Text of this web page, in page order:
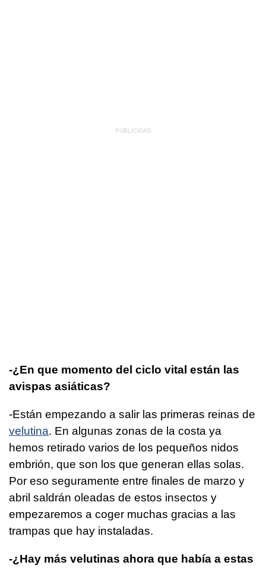
-¿En que momento del ciclo vital están las
avispas asiáticas?
-Están empezando a salir las primeras reinas de
velutina. En algunas zonas de la costa ya
hemos retirado varios de los pequeños nidos
embrión, que son los que generan ellas solas.
Por eso seguramente entre finales de marzo y
abril saldrán oleadas de estos insectos y
empezaremos a coger muchas gracias a las
trampas que hay instaladas.
-¿Hay más velutinas ahora que había a estas